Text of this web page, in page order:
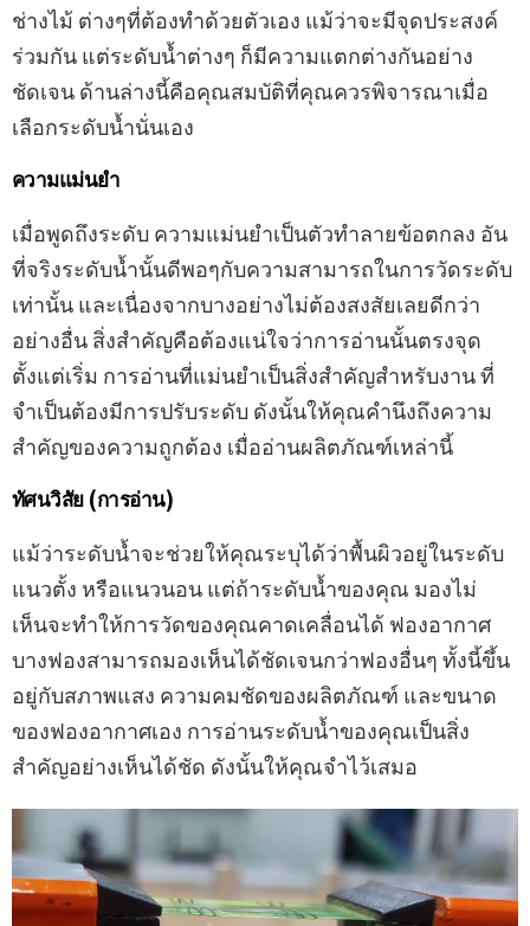
ช่างไม้ ต่างๆที่ต้องทำด้วยตัวเอง แม้ว่าจะมีจุดประสงค์
ร่วมกัน แต่ระดับน้ำต่างๆ ก็มีความแตกต่างกันอย่าง
ชัดเจน ด้านล่างนี้คือคุณสมบัติที่คุณควรพิจารณาเมื่อ
เลือกระดับน้ำนั่นเอง
ความแม่นยำ
เมื่อพูดถึงระดับ ความแม่นยำเป็นตัวทำลายข้อตกลง อัน
ที่จริงระดับน้ำนั้นดีพอๆกับความสามารถในการวัดระดับ
เท่านั้น และเนื่องจากบางอย่างไม่ต้องสงสัยเลยดีกว่า
อย่างอื่น สิ่งสำคัญคือต้องแน่ใจว่าการอ่านนั้นตรงจุด
ตั้งแต่เริ่ม การอ่านที่แม่นยำเป็นสิ่งสำคัญสำหรับงาน ที่
จำเป็นต้องมีการปรับระดับ ดังนั้นให้คุณคำนึงถึงความ
สำคัญของความถูกต้อง เมื่ออ่านผลิตภัณฑ์เหล่านี้
ทัศนวิสัย (การอ่าน)
แม้ว่าระดับน้ำจะช่วยให้คุณระบุได้ว่าพื้นผิวอยู่ในระดับ
แนวตั้ง หรือแนวนอน แต่ถ้าระดับน้ำของคุณ มองไม่
เห็นจะทำให้การวัดของคุณคาดเคลื่อนได้ ฟองอากาศ
บางฟองสามารถมองเห็นได้ชัดเจนกว่าฟองอื่นๆ ทั้งนี้ขึ้น
อยู่กับสภาพแสง ความคมชัดของผลิตภัณฑ์ และขนาด
ของฟองอากาศเอง การอ่านระดับน้ำของคุณเป็นสิ่ง
สำคัญอย่างเห็นได้ชัด ดังนั้นให้คุณจำไว้เสมอ